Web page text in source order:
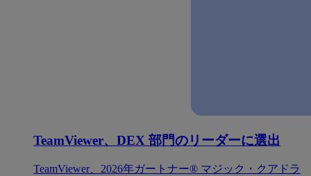
TeamViewer、DEX 部門のリーダーに選出
TeamViewer、2026年ガートナー® マジック・クアドラ